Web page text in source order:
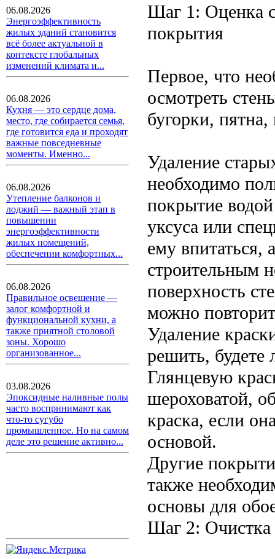
06.08.2026
Энергоэффективность
жилых зданий становится
всё более актуальной в
контексте глобальных
изменений климата и...
06.08.2026
Кухня — это сердце дома,
место, где собирается семья,
где готовится еда и проходят
важные повседневные
моменты. Именно...
06.08.2026
Утепление балконов и
лоджий — важный этап в
повышении
энергоэффективности
жилых помещений,
обеспечении комфортных...
06.08.2026
Правильное освещение —
залог комфортной и
функциональной кухни, а
также приятной столовой
зоны. Хорошо
организованное...
03.08.2026
Эпоксидные наливные полы
часто воспринимают как
что-то сугубо
промышленное. Но на самом
деле это решение активно...
Шаг 1: Оценка
покрытия
Первое, что
осмотреть
бугорки,
Удаление
необходимо
покрытие
уксуса или
ему впитаться,
строительным
поверхность
можно
Удаление
решить, будете
Глянцевую
шероховатой,
краска, если
основой.
Другие
также
основы для
Шаг 2: Очистка